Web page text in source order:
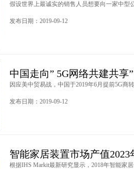
假设世界上最诚实的销售人员想要向一家中型
发布日期：2019-09-12
中国走向” 5G网络共建共享
因应美中贸易战，中国于2019年6月提前5G商
发布日期：2019-09-12
智能家居装置市场产值2023
根据IHS Markit最新研究显示，2018年智能家